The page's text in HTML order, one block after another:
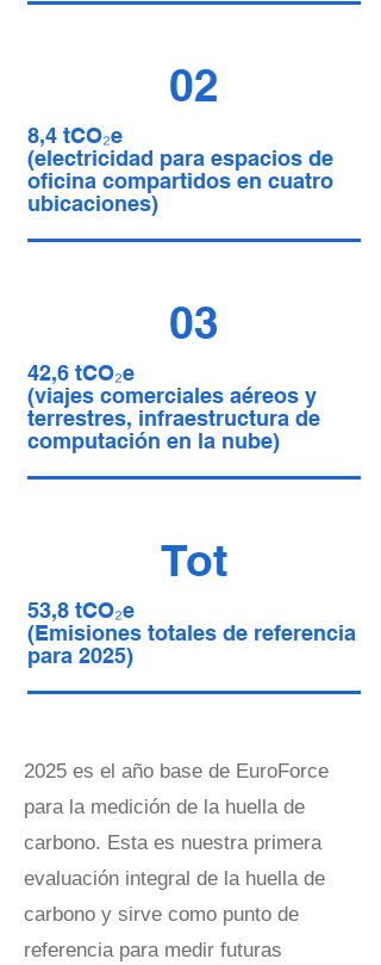
02
8,4 tCO₂e
(electricidad para espacios de
oficina compartidos en cuatro
ubicaciones)
03
42,6 tCO₂e
(viajes comerciales aéreos y
terrestres, infraestructura de
computación en la nube)
Tot
53,8 tCO₂e
(Emisiones totales de referencia
para 2025)
2025 es el año base de EuroForce
para la medición de la huella de
carbono. Esta es nuestra primera
evaluación integral de la huella de
carbono y sirve como punto de
referencia para medir futuras